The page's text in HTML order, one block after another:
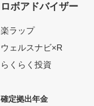
ロボアドバイザー
楽ラップ
ウェルスナビ×R
らくらく投資
確定拠出年金